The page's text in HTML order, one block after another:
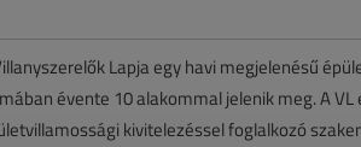
Lapja egy havi megjelenésű
évente 10 alakommal jelenik meg. A
kivitelezéssel foglalkozó